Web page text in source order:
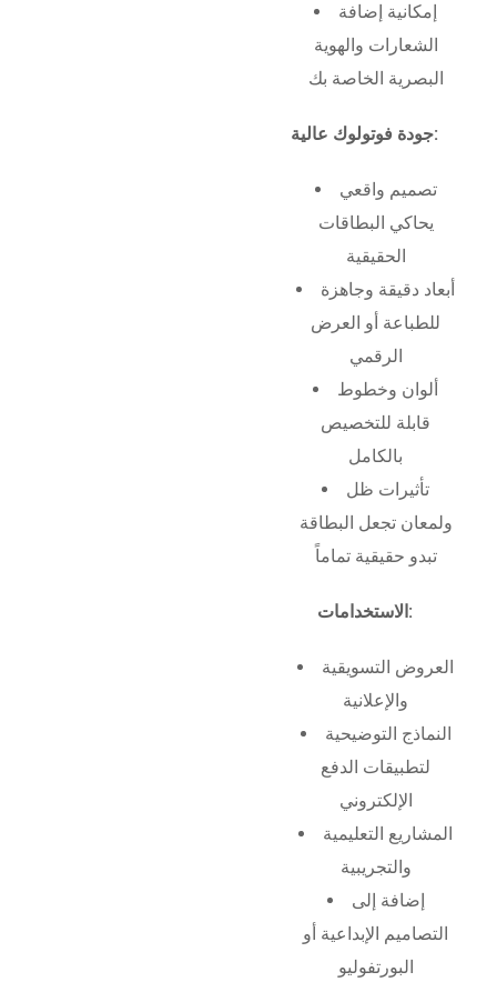
إمكانية إضافة
الشعارات والهوية
البصرية الخاصة بك
جودة فوتولوك عالية:
تصميم واقعي
يحاكي البطاقات
الحقيقية
أبعاد دقيقة وجاهزة
للطباعة أو العرض
الرقمي
ألوان وخطوط
قابلة للتخصيص
بالكامل
تأثيرات ظل
ولمعان تجعل البطاقة
تبدو حقيقية تماماً
الاستخدامات:
العروض التسويقية
والإعلانية
النماذج التوضيحية
لتطبيقات الدفع
الإلكتروني
المشاريع التعليمية
والتجريبية
إضافة إلى
التصاميم الإبداعية أو
البورتفوليو